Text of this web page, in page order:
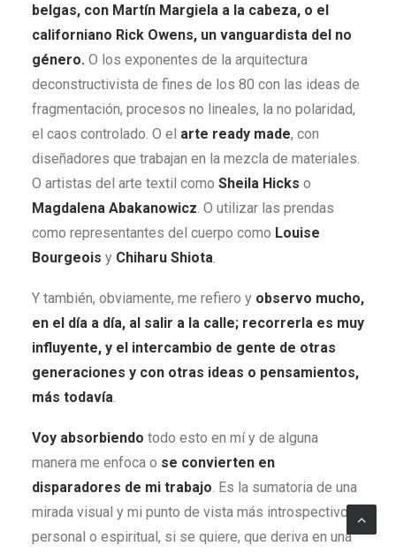
belgas, con Martín Margiela a la cabeza, o el
californiano Rick Owens, un vanguardista del no
género. O los exponentes de la arquitectura
deconstructivista de fines de los 80 con las ideas de
fragmentación, procesos no lineales, la no polaridad,
el caos controlado. O el arte ready made, con
diseñadores que trabajan en la mezcla de materiales.
O artistas del arte textil como Sheila Hicks o
Magdalena Abakanowicz. O utilizar las prendas
como representantes del cuerpo como Louise
Bourgeois y Chiharu Shiota.
Y también, obviamente, me refiero y observo mucho,
en el día a día, al salir a la calle; recorrerla es muy
influyente, y el intercambio de gente de otras
generaciones y con otras ideas o pensamientos,
más todavía.
Voy absorbiendo todo esto en mí y de alguna
manera me enfoca o se convierten en
disparadores de mi trabajo. Es la sumatoria de una
mirada visual y mi punto de vista más introspectivo,
personal o espiritual, si se quiere, que deriva en una